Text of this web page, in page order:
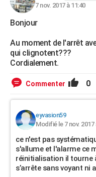
7 nov. 2017 à 11:40
Bonjour
Au moment de l'arrêt
qui clignotent???
Cordialement.
Commenter 0
eyvasion59
Modifié le 7 nov. 2017
ce n'est pas
s'allume et l'alarme ce
réinitialisation il tourne
s’arrête sans voyant ni